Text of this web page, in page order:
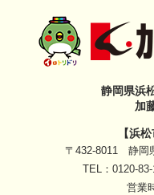
静岡県浜
加
【浜
〒432-8011 静岡
TEL： 0120-83-
営業